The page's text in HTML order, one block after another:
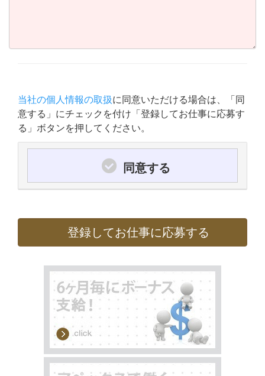
当社の個人情報の取扱に同意いただける場合は、「同
意する」にチェックを付け「登録してお仕事に応募す
る」ボタンを押してください。
同意する